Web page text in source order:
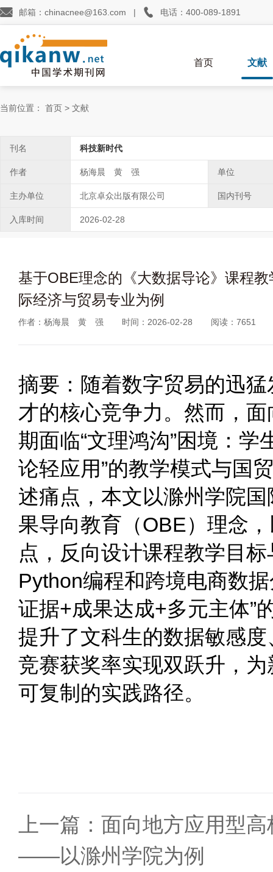
 邮箱：chinacnee@163.com |  电话：400-089-1891
首页 文献
当前位置： 首页 > 文献
刊名 科技新时代
作者 杨海晨 黄 强 单位
主办单位 北京卓众出版有限公司 国内刊号
入库时间 2026-02-28
基于OBE理念的《大数据导论》课程
际经济与贸易专业为例
作者：杨海晨 黄 强 时间：2026-02-28 阅读：7651
摘要：随着数字贸易的迅
才的核心竞争力。然而，
期面临“文理鸿沟”困境：
论轻应用”的教学模式与国
述痛点，本文以滁州学院
果导向教育（OBE）理念
点，反向设计课程教学目
Python编程和跨境电商数
证据+成果达成+多元主体”
提升了文科生的数据敏感
竞赛获奖率实现双跃升，
可复制的实践路径。
上一篇：面向地方应用型
——以滁州学院为例